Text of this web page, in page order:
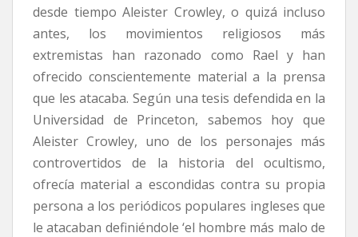
desde tiempo Aleister Crowley, o quizá incluso
antes, los movimientos religiosos más
extremistas han razonado como Rael y han
ofrecido conscientemente material a la prensa
que les atacaba. Según una tesis defendida en la
Universidad de Princeton, sabemos hoy que
Aleister Crowley, uno de los personajes más
controvertidos de la historia del ocultismo,
ofrecía material a escondidas contra su propia
persona a los periódicos populares ingleses que
le atacaban definiéndole ‘el hombre más malo de